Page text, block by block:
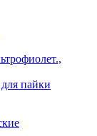
пайки